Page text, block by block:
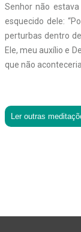
Senhor não
esquecido dele:
perturbas dentro
Ele, meu auxílio e
que não
Ler outras